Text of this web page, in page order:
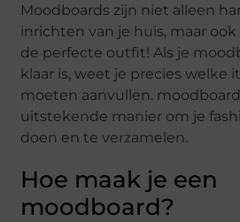
Moodboards zijn niet alleen
inrichten van je huis, maar
de perfecte outfit! Als je
klaar is, weet je precies welke
moeten aanvullen.
uitstekende manier om je
doen en te verzamelen.
Hoe maak je een
moodboard?